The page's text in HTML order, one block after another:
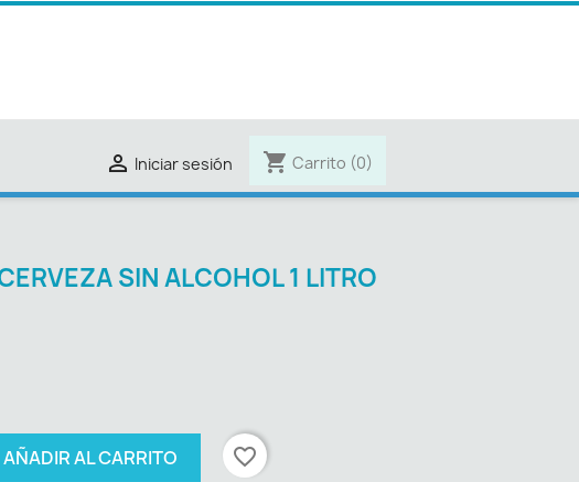
 Iniciar sesión shopping_cart Carrito (0)
SIN ALCOHOL 1 LITRO
AÑADIR AL CARRITO favorite_border